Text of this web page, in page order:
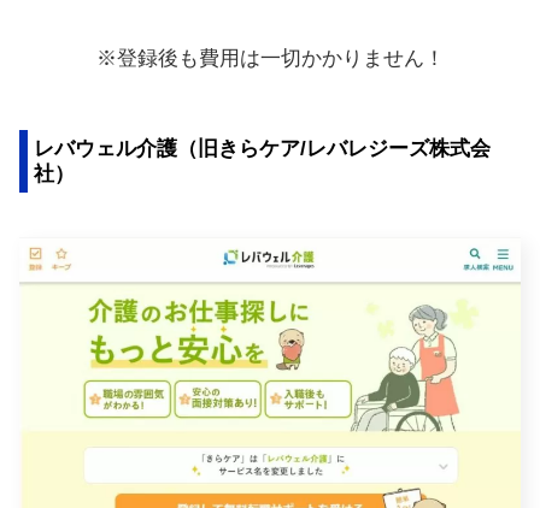
※登録後も費用は一切かかりません！
レバウェル介護（旧きらケア/レバレジーズ株式会
社）